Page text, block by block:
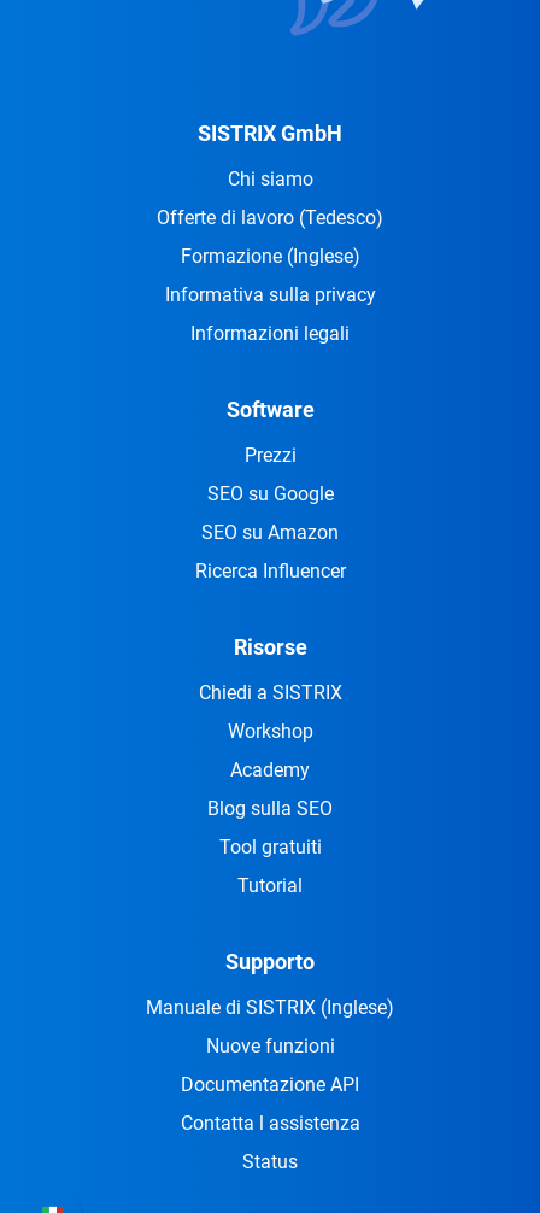
SISTRIX GmbH
Chi siamo
Offerte di lavoro (Tedesco)
Formazione (Inglese)
Informativa sulla privacy
Informazioni legali
Software
Prezzi
SEO su Google
SEO su Amazon
Ricerca Influencer
Risorse
Chiedi a SISTRIX
Workshop
Academy
Blog sulla SEO
Tool gratuiti
Tutorial
Supporto
Manuale di SISTRIX (Inglese)
Nuove funzioni
Documentazione API
Contatta l assistenza
Status